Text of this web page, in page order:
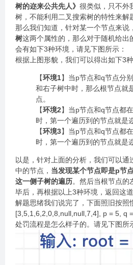
树的迩来公共先人》 很类似，只不外
树，不能利用二叉搜索树的特性来解
那么我们知道，针对某一个节点来说
树这两个属性的，那么对于随机给出
会有如下3种环境，请见下图所示：
根据上图形貌，我们可以得出如下3种
【环境1】当p节点和q节点分
和右子树中时，那么根节点就
点。
【环境2】当p节点和q节点都
时，第一个遍历到的节点就是
【环境3】当p节点和q节点都
时，第一个遍历到的节点就是
以是，针对上面的分析，我们可以通
中的节点， 当发现某个节点即是p节
这一侧子树的遍历。然后当根节点的
毕后，再根据以上3种环境，返回这
解题思绪我们说完了，下面照旧按照
[3,5,1,6,2,0,8,null,null,7,4], p = 5, q
处罚流程是怎么样子的。请见下图所